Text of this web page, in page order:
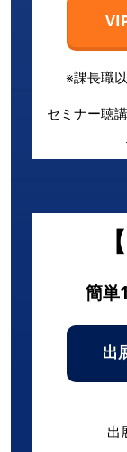
※課長職
セミナー聴
簡単
出
出